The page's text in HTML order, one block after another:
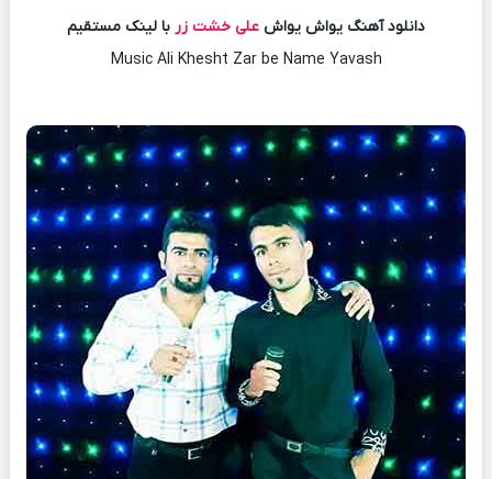
دانلود آهنگ یواش یواش علی خشت زر با لینک مستقیم
Music Ali Khesht Zar be Name Yavash